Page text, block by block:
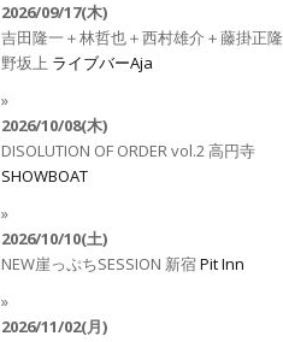
2026/09/17(木)
吉田隆一＋林哲也＋西村雄介＋藤掛正隆
野坂上 ライブバーAja
2026/10/08(木)
DISOLUTION OF ORDER vol.2高円寺
SHOWBOAT
2026/10/10(土)
NEW崖っぷちSESSION 新宿Pit Inn
2026/11/02(月)